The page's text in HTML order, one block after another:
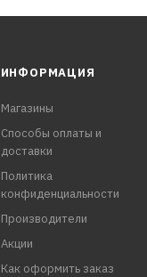
ИНФОРМАЦИЯ
Магазины
Способы оплаты и
доставки
Политика
конфиденциальности
Производители
Акции
Как оформить заказ